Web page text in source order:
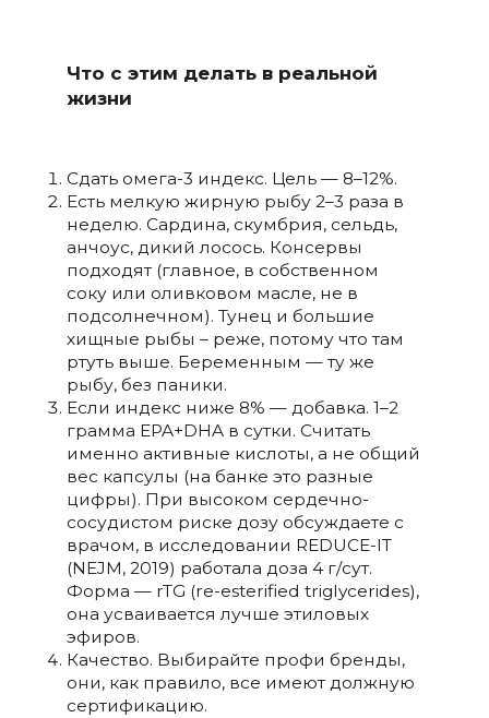
Что с этим делать в реальной
жизни
Сдать омега-3 индекс. Цель — 8–12%.
Есть мелкую жирную рыбу 2–3 раза в
неделю. Сардина, скумбрия, сельдь,
анчоус, дикий лосось. Консервы
подходят (главное, в собственном
соку или оливковом масле, не в
подсолнечном). Тунец и большие
хищные рыбы – реже, потому что там
ртуть выше. Беременным — ту же
рыбу, без паники.
Если индекс ниже 8% — добавка. 1–2
грамма EPA+DHA в сутки. Считать
именно активные кислоты, а не общий
вес капсулы (на банке это разные
цифры). При высоком сердечно-
сосудистом риске дозу обсуждаете с
врачом, в исследовании REDUCE-IT
(NEJM, 2019) работала доза 4 г/сут.
Форма — rTG (re-esterified triglycerides),
она усваивается лучше этиловых
эфиров.
Качество. Выбирайте профи бренды,
они, как правило, все имеют должную
сертификацию.